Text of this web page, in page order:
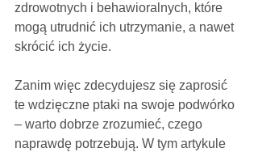
zdrowotnych i behawioralnych, które
mogą utrudnić ich utrzymanie, a nawet
skrócić ich życie.
Zanim więc zdecydujesz się zaprosić
te wdzięczne ptaki na swoje podwórko
– warto dobrze zrozumieć, czego
naprawdę potrzebują. W tym artykule